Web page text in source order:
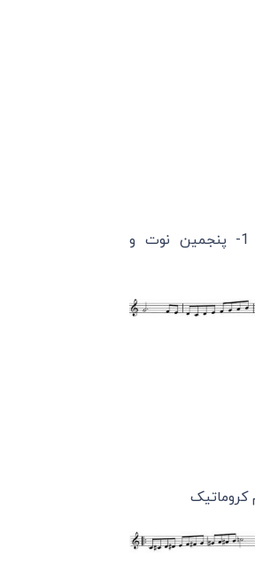
تمرین آواز شماره 1- پنجمین نوت و